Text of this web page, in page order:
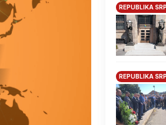
REPUBLIKA
REPUBLIKA